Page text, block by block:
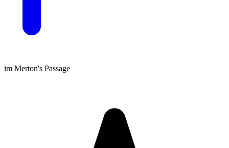
im Merton's Passage